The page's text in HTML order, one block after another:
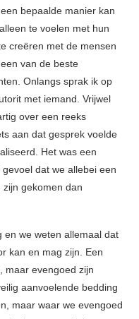
bepaalde manier kan
te voelen met hun
creëren met de mensen
van de beste
Onlangs sprak ik op
met iemand. Vrijwel
over een reeks
aan dat gesprek voelde
Het was een
dat we allebei een
zijn gekomen dan
en we weten allemaal dat
kan en mag zijn. Een
maar evengoed zijn
aanvoelende bedding
maar waar we evengoed